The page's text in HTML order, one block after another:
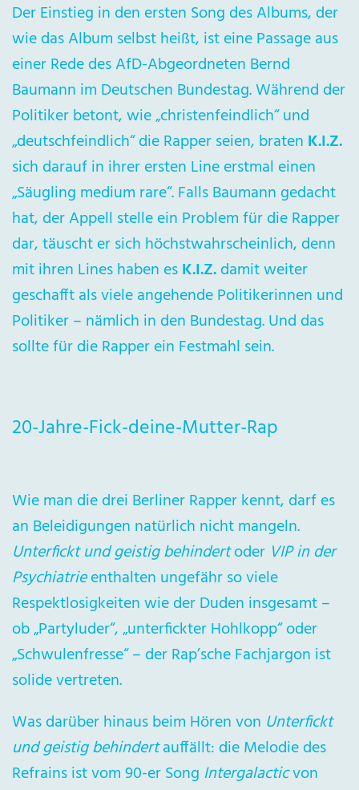
Der Einstieg in den ersten Song des Albums, der
wie das Album selbst heißt, ist eine Passage aus
einer Rede des AfD-Abgeordneten Bernd
Baumann im Deutschen Bundestag. Während der
Politiker betont, wie „christenfeindlich“ und
„deutschfeindlich“ die Rapper seien, braten K.I.Z.
sich darauf in ihrer ersten Line erstmal einen
„Säugling medium rare“. Falls Baumann gedacht
hat, der Appell stelle ein Problem für die Rapper
dar, täuscht er sich höchstwahrscheinlich, denn
mit ihren Lines haben esK.I.Z.damit weiter
geschafft als viele angehende Politikerinnen und
Politiker – nämlich in den Bundestag. Und das
sollte für die Rapper ein Festmahl sein.
20-Jahre-Fick-deine-Mutter-Rap
Wie man die drei Berliner Rapper kennt, darf es
an Beleidigungen natürlich nicht mangeln.
Unterfickt und geistig behindertoder VIP in der
Psychiatrieenthalten ungefähr so viele
Respektlosigkeiten wie der Duden insgesamt –
ob „Partyluder“, „unterfickter Hohlkopp“ oder
„Schwulenfresse“ – der Rap’sche Fachjargon ist
solide vertreten.
Was darüber hinaus beim Hören von Unterfickt
und geistig behindertauffällt: die Melodie des
Refrains ist vom 90-er Song Intergalacticvon